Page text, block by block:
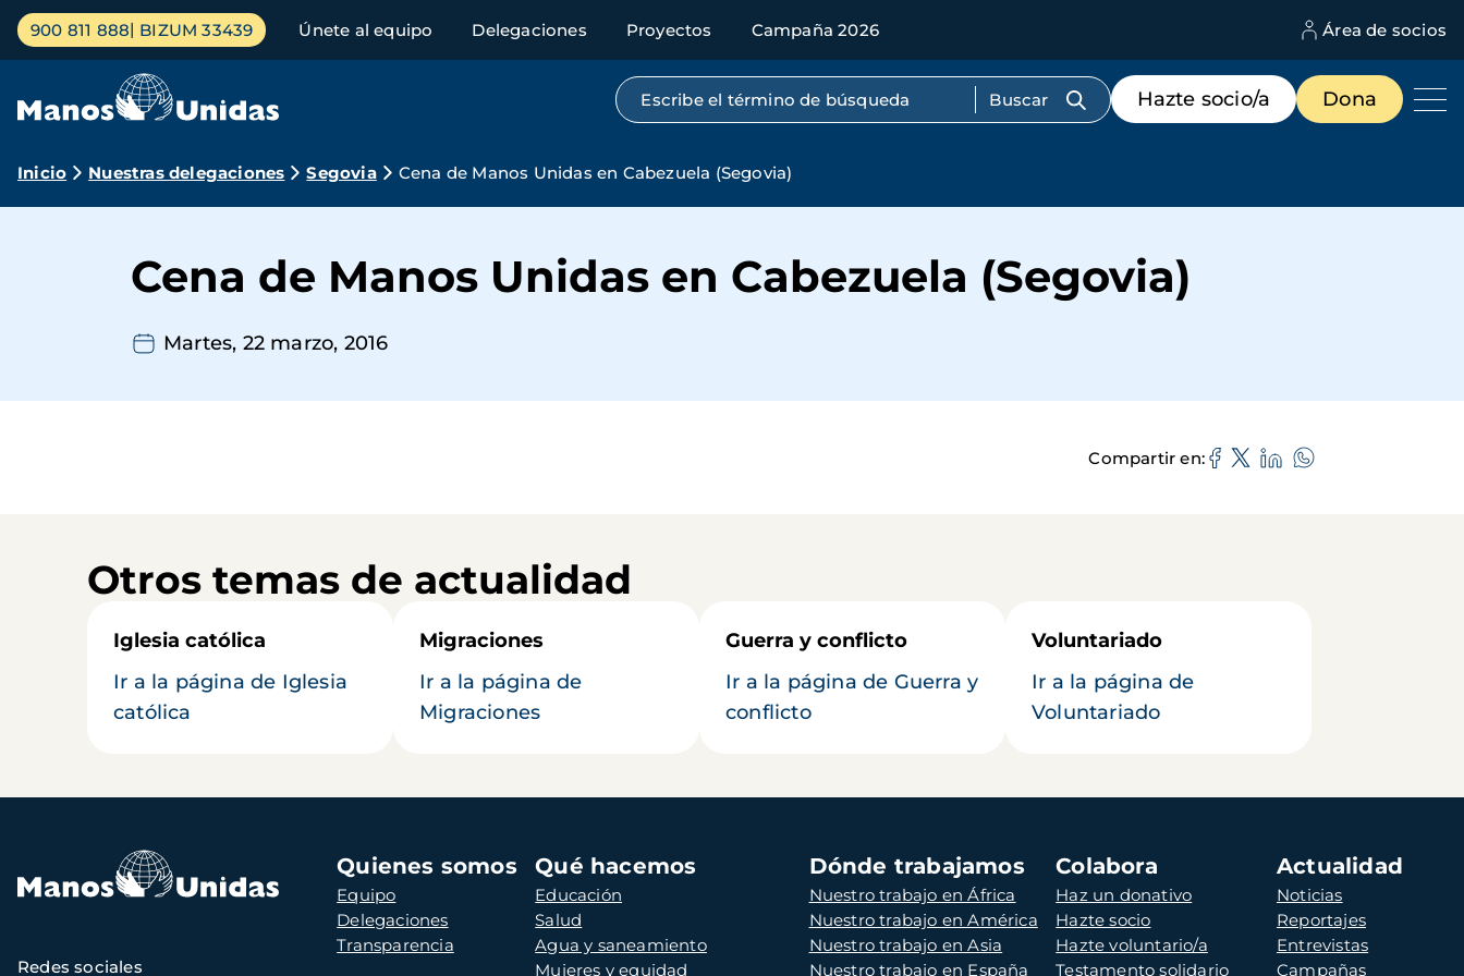
Pasar
contenido
Menú
principal
900 811 888 BIZUM 33439 Únete al equipo Delegaciones Proyectos Campaña 2026 Área de socios
Búsqueda por texto completo
Menú
de
destacados
Hazte socio/a Dona
Ruta
navegación
Inicio Nuestras delegaciones Segovia Cena de Manos Unidas en Cabezuela (Segovia)
Cena de Manos Unidas en Cabezuela (Segovia)
Martes, 22 marzo, 2016
Compartir en
Otros temas de actualidad
Iglesia católica
Ir a la página de Iglesia
católica
Migraciones
Ir a la página de
Migraciones
Guerra y conflicto
Ir a la página de Guerra y
conflicto
Voluntariado
Ir a la página de
Voluntariado
Navegación
principal
Quienes somos
Equipo
Delegaciones
Transparencia
Qué hacemos
Educación
Salud
Agua y saneamiento
Mujeres y equidad
Dónde trabajamos
Nuestro trabajo en África
Nuestro trabajo en América
Nuestro trabajo en Asia
Nuestro trabajo en España
Colabora
Haz un donativo
Hazte socio
Hazte voluntario/a
Testamento solidario
Actualidad
Noticias
Reportajes
Entrevistas
Campañas
Redes sociales